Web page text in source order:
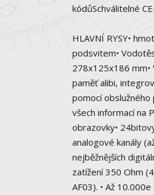
kódůSchválitelné
HLAVNÍ RYSY•
podsvitem•
278x125x186 mm•
paměť alibi,
pomocí
všech informací na
obrazovky•
analogové kanály
nejběžnějších
zatížení 350 Ohm
AF03). • Až